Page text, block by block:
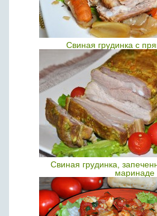
Свиная грудинка с
Свиная грудинка,
маринаде